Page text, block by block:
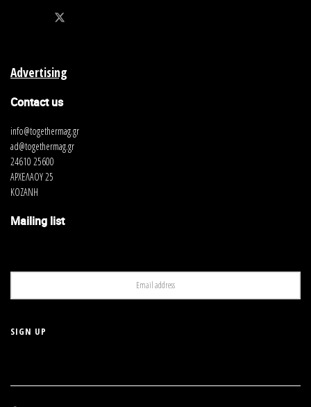
Advertising
Contact us
info@togethermag.gr
ad@togethermag.gr
24610 25600
ΑΡΧΕΛΑΟΥ 25
ΚΟΖΑΝΗ
Mailing list